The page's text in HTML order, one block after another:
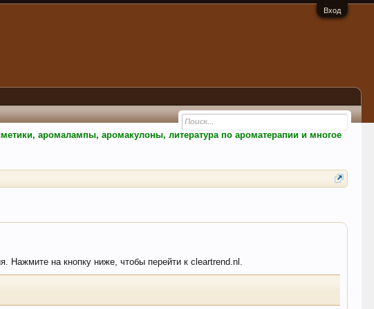
Вход
аромалампы, аромакулоны, литература по ароматерапии и многое
Нажмите на кнопку ниже, чтобы перейти к cleartrend.nl.